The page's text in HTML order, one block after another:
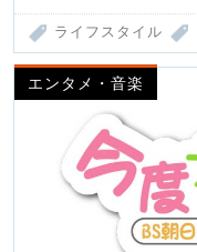
ライフスタイル
エンタメ・音楽